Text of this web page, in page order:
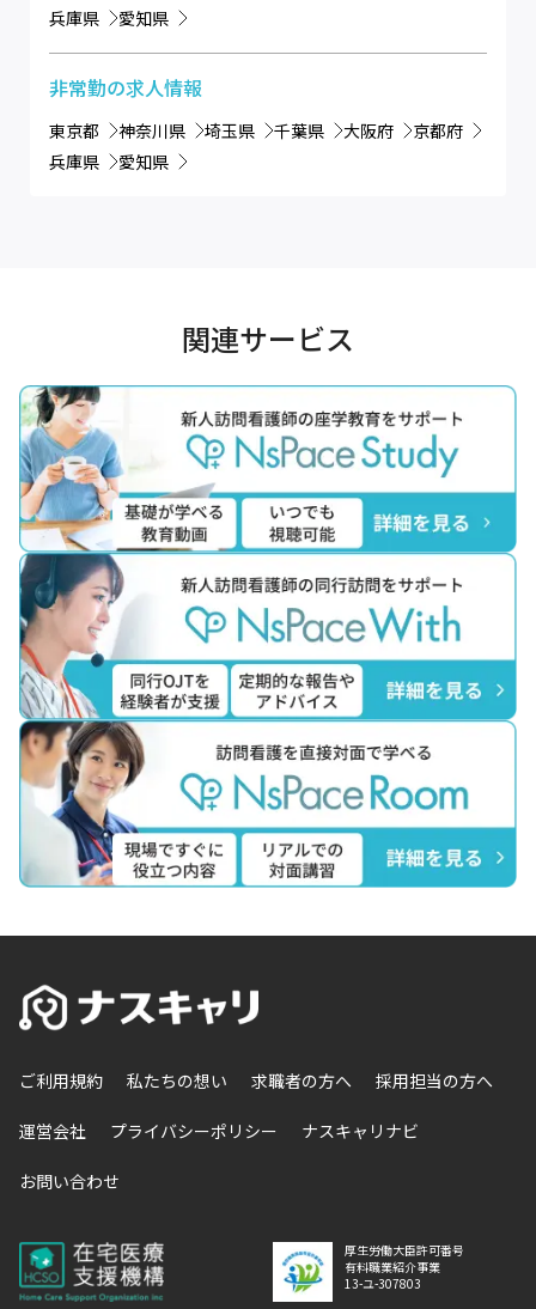
兵庫県
愛知県
非常勤の求人情報
東京都 神奈川県 埼玉県 千葉県 大阪府
京都府
兵庫県
愛知県
関連サービス
ご利用規約 私たちの想い 求職者の方へ 採用担当の方へ
運営会社 プライバシーポリシー ナスキャリナビ
お問い合わせ
厚生労働大臣許可番号
有料職業紹介事業
13-ユ-307803